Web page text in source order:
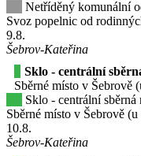
Netříděný komunální
Svoz popelnic od
9.8.
Šebrov-Kateřina
Sklo - centrální
Sběrné místo v Šebrově
Sklo - centrální sběrná
Sběrné místo v Šebrově
10.8.
Šebrov-Kateřina